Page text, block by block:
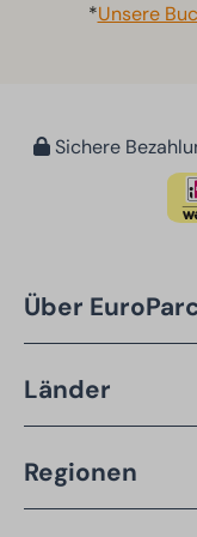
*Unsere
Sichere
Über
Länder
Regionen